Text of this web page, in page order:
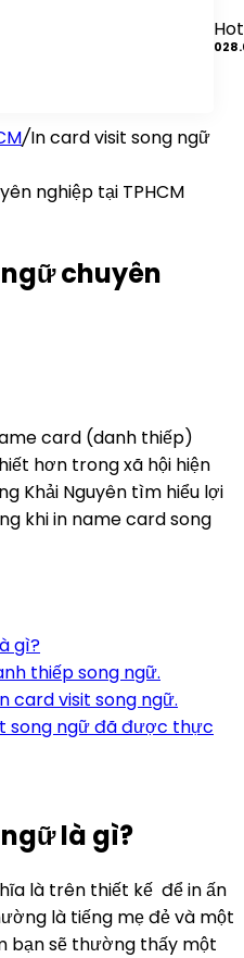
/In card visit song ngữ
chuyên
card (danh thiếp)
hơn trong xã hội hiện
Khải Nguyên tìm hiểu lợi
khi in name card song
gì?
thiếp song ngữ.
card visit song ngữ.
song ngữ đã được thực
là gì?
là trên thiết kế để in ấn
là tiếng mẹ đẻ và một
bạn sẽ thường thấy một